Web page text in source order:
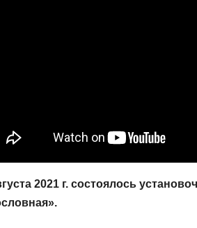
2021 г. состоялось